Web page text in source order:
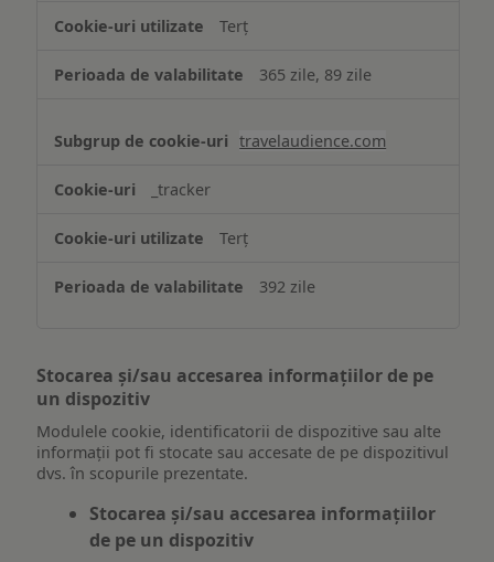
Terț
365 zile, 89 zile
travelaudience.com
_tracker
Terț
392 zile
Stocarea și/sau accesarea informațiilor de pe
un dispozitiv
Modulele cookie, identificatorii de dispozitive sau alte
informații pot fi stocate sau accesate de pe dispozitivul
dvs. în scopurile prezentate.
Stocarea și/sau accesarea informațiilor
de pe un dispozitiv